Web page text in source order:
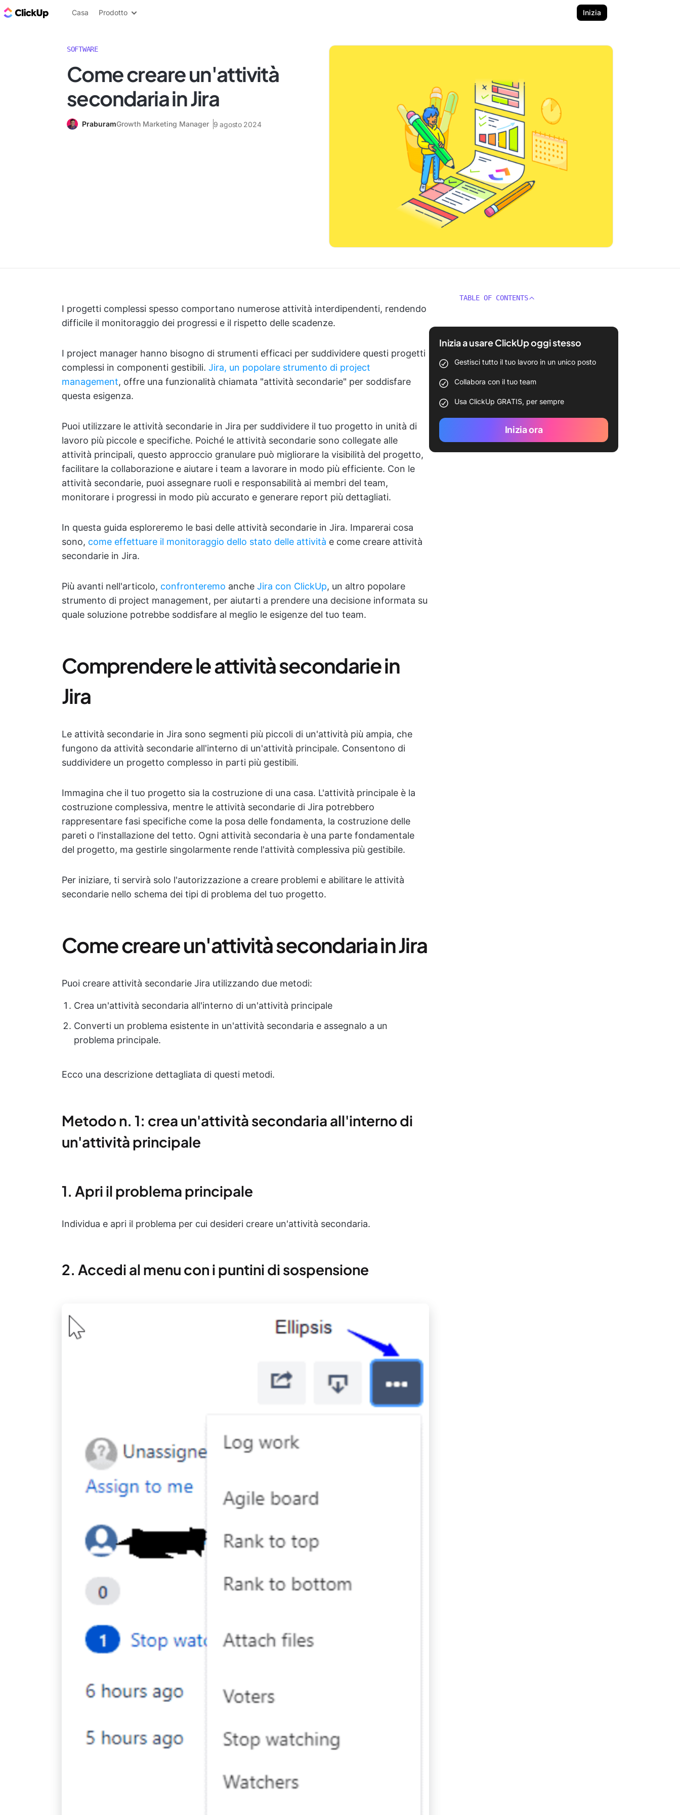
Blog di ClickUp
Casa Prodotto Inizia
SOFTWARE
Come creare un'attività
secondaria in Jira
PraburamGrowth Marketing Manager 9 agosto 2024
I progetti complessi spesso comportano numerose attività interdipendenti, rendendo
difficile il monitoraggio dei progressi e il rispetto delle scadenze.
I project manager hanno bisogno di strumenti efficaci per suddividere questi progetti
complessi in componenti gestibili. Jira, un popolare strumento di project
management, offre una funzionalità chiamata "attività secondarie" per soddisfare
questa esigenza.
Puoi utilizzare le attività secondarie in Jira per suddividere il tuo progetto in unità di
lavoro più piccole e specifiche. Poiché le attività secondarie sono collegate alle
attività principali, questo approccio granulare può migliorare la visibilità del progetto,
facilitare la collaborazione e aiutare i team a lavorare in modo più efficiente. Con le
attività secondarie, puoi assegnare ruoli e responsabilità ai membri del team,
monitorare i progressi in modo più accurato e generare report più dettagliati.
In questa guida esploreremo le basi delle attività secondarie in Jira. Imparerai cosa
sono, come effettuare il monitoraggio dello stato delle attività e come creare attività
secondarie in Jira.
Più avanti nell'articolo, confronteremo anche Jira con ClickUp, un altro popolare
strumento di project management, per aiutarti a prendere una decisione informata su
quale soluzione potrebbe soddisfare al meglio le esigenze del tuo team.
Comprendere le attività secondarie in
Jira
Le attività secondarie in Jira sono segmenti più piccoli di un'attività più ampia, che
fungono da attività secondarie all'interno di un'attività principale. Consentono di
suddividere un progetto complesso in parti più gestibili.
Immagina che il tuo progetto sia la costruzione di una casa. L'attività principale è la
costruzione complessiva, mentre le attività secondarie di Jira potrebbero
rappresentare fasi specifiche come la posa delle fondamenta, la costruzione delle
pareti o l'installazione del tetto. Ogni attività secondaria è una parte fondamentale
del progetto, ma gestirle singolarmente rende l'attività complessiva più gestibile.
Per iniziare, ti servirà solo l'autorizzazione a creare problemi e abilitare le attività
secondarie nello schema dei tipi di problema del tuo progetto.
Come creare un'attività secondaria in Jira
Puoi creare attività secondarie Jira utilizzando due metodi:
Crea un'attività secondaria all'interno di un'attività principale
Converti un problema esistente in un'attività secondaria e assegnalo a un
problema principale.
Ecco una descrizione dettagliata di questi metodi.
Metodo n. 1: crea un'attività secondaria all'interno di
un'attività principale
1. Apri il problema principale
Individua e apri il problema per cui desideri creare un'attività secondaria.
2. Accedi al menu con i puntini di sospensione
TABLE OF CONTENTS
Inizia a usare ClickUp oggi stesso
Gestisci tutto il tuo lavoro in un unico posto
Collabora con il tuo team
Usa ClickUp GRATIS, per sempre
Inizia ora